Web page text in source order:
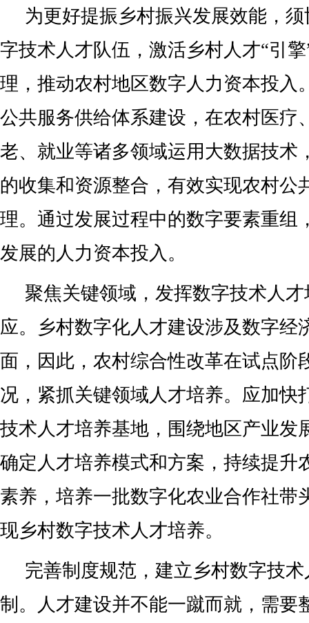
为更好提振乡村振兴发展效能，
字技术人才队伍，激活乡村人才“引
理，推动农村地区数字人力资本投入
公共服务供给体系建设，在农村医疗
老、就业等诸多领域运用大数据技术
的收集和资源整合，有效实现农村公
理。通过发展过程中的数字要素重组
发展的人力资本投入。
聚焦关键领域，发挥数字技术人
应。乡村数字化人才建设涉及数字经
面，因此，农村综合性改革在试点阶
况，紧抓关键领域人才培养。应加快
技术人才培养基地，围绕地区产业发
确定人才培养模式和方案，持续提升
素养，培养一批数字化农业合作社带
现乡村数字技术人才培养。
完善制度规范，建立乡村数字技
制。人才建设并不能一蹴而就，需要